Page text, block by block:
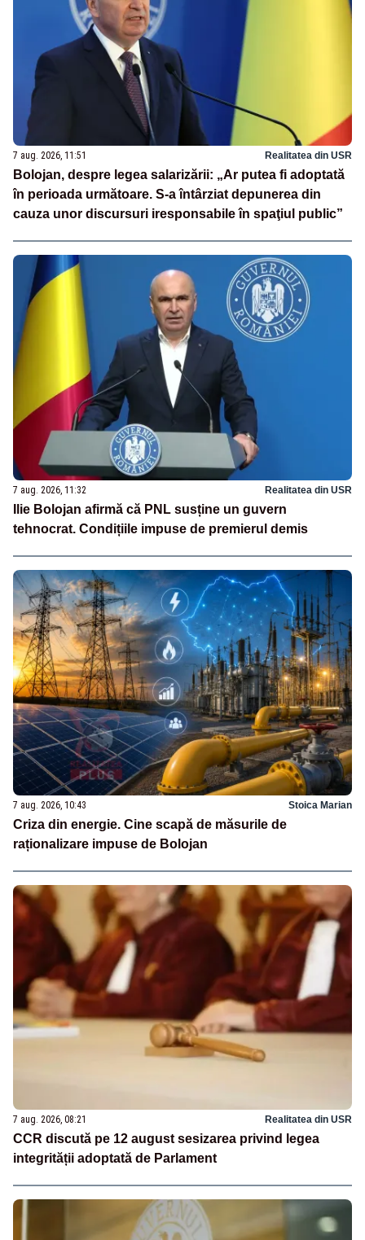
7 aug. 2026, 11:51 Realitatea din USR
Bolojan, despre legea salarizării: „Ar putea fi adoptată
în perioada următoare. S-a întârziat depunerea din
cauza unor discursuri iresponsabile în spaţiul public”
7 aug. 2026, 11:32 Realitatea din USR
Ilie Bolojan afirmă că PNL susține un guvern
tehnocrat. Condițiile impuse de premierul demis
7 aug. 2026, 10:43 Stoica Marian
Criza din energie. Cine scapă de măsurile de
raționalizare impuse de Bolojan
7 aug. 2026, 08:21 Realitatea din USR
CCR discută pe 12 august sesizarea privind legea
integrității adoptată de Parlament